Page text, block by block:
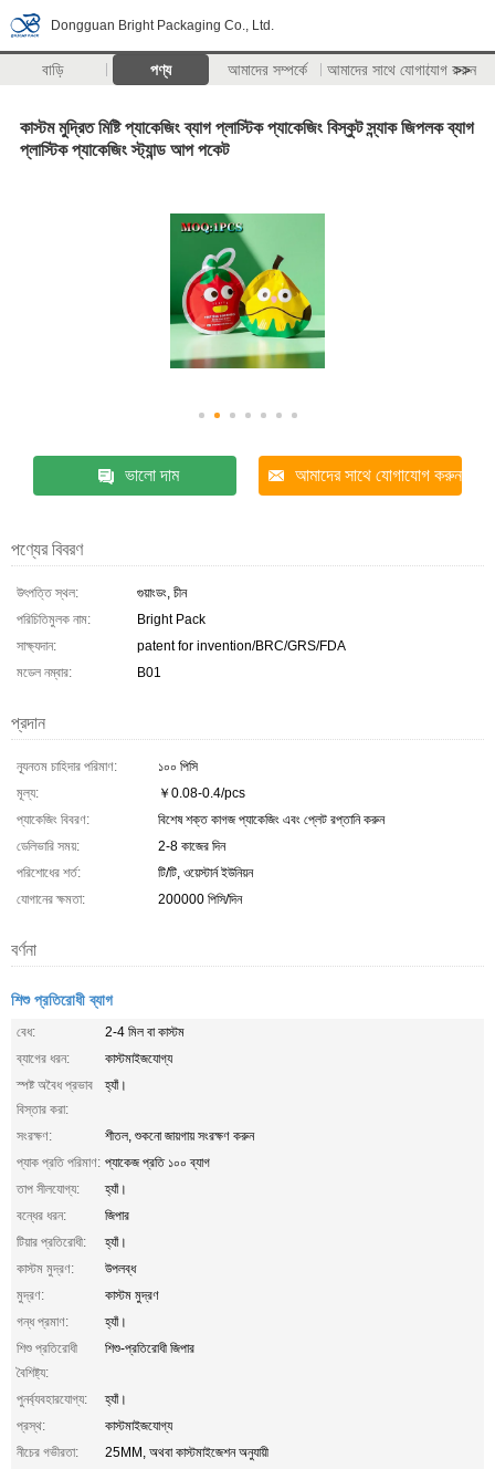
Dongguan Bright Packaging Co., Ltd.
বাড়ি পণ্য আমাদের সম্পর্কে আমাদের সাথে যোগাযোগ করুন
>>
কাস্টম মুদ্রিত মিষ্টি প্যাকেজিং ব্যাগ প্লাস্টিক প্যাকেজিং বিস্কুট স্ন্যাক জিপলক ব্যাগ
প্লাস্টিক প্যাকেজিং স্ট্যান্ড আপ পকেট
ভালো দাম আমাদের সাথে যোগাযোগ করুন
পণ্যের বিবরণ
উৎপত্তি স্থল:
গুয়াংডং, চীন
পরিচিতিমুলক নাম:
Bright Pack
সাক্ষ্যদান:
patent for invention/BRC/GRS/FDA
মডেল নম্বার:
B01
প্রদান
ন্যূনতম চাহিদার পরিমাণ:
১০০ পিসি
মূল্য:
￥0.08-0.4/pcs
প্যাকেজিং বিবরণ:
বিশেষ শক্ত কাগজ প্যাকেজিং এবং প্লেট রপ্তানি করুন
ডেলিভারি সময়:
2-8 কাজের দিন
পরিশোধের শর্ত:
টি/টি, ওয়েস্টার্ন ইউনিয়ন
যোগানের ক্ষমতা:
200000 পিসি/দিন
বর্ণনা
শিশু প্রতিরোধী ব্যাগ
বেধ:
2-4 মিল বা কাস্টম
ব্যাগের ধরন:
কাস্টমাইজযোগ্য
স্পষ্ট অবৈধ প্রভাব
বিস্তার করা:
হ্যাঁ।
সংরক্ষণ:
শীতল, শুকনো জায়গায় সংরক্ষণ করুন
প্যাক প্রতি পরিমাণ: প্যাকেজ প্রতি ১০০ ব্যাগ
তাপ সীলযোগ্য:
হ্যাঁ।
বন্ধের ধরন:
জিপার
টিয়ার প্রতিরোধী:
হ্যাঁ।
কাস্টম মুদ্রণ:
উপলব্ধ
মুদ্রণ:
কাস্টম মুদ্রণ
গন্ধ প্রমাণ:
হ্যাঁ।
শিশু প্রতিরোধী
বৈশিষ্ট্য:
শিশু-প্রতিরোধী জিপার
পুনর্ব্যবহারযোগ্য:
হ্যাঁ।
প্রস্থ:
কাস্টমাইজযোগ্য
নীচের গভীরতা:
25MM, অথবা কাস্টমাইজেশন অনুযায়ী